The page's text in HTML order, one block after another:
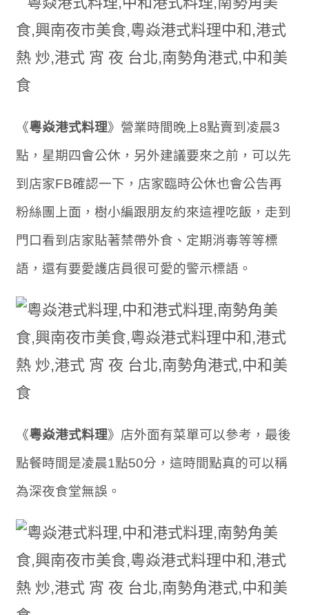
《粵焱港式料理》營業時間晚上8點賣到凌晨3
點，星期四會公休，另外建議要來之前，可以先
到店家FB確認一下，店家臨時公休也會公告再
粉絲團上面，樹小編跟朋友約來這裡吃飯，走到
門口看到店家貼著禁帶外食、定期消毒等等標
語，還有要愛護店員很可愛的警示標語。
《粵焱港式料理》店外面有菜單可以參考，最後
點餐時間是凌晨1點50分，這時間點真的可以稱
為深夜食堂無誤。